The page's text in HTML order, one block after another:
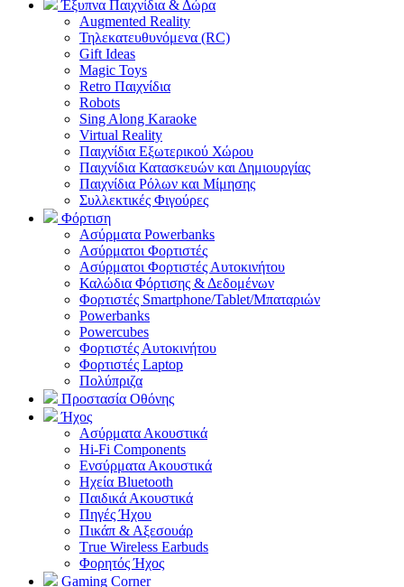
Έξυπνα Παιχνίδια & Δώρα
Augmented Reality
Τηλεκατευθυνόμενα (RC)
Gift Ideas
Magic Toys
Retro Παιχνίδια
Robots
Sing Along Karaoke
Virtual Reality
Παιχνίδια Εξωτερικού Χώρου
Παιχνίδια Κατασκευών και Δημιουργίας
Παιχνίδια Ρόλων και Μίμησης
Συλλεκτικές Φιγούρες
Φόρτιση
Ασύρματα Powerbanks
Aσύρματοι Φορτιστές
Ασύρματοι Φορτιστές Αυτοκινήτου
Καλώδια Φόρτισης & Δεδομένων
Φορτιστές Smartphone/Tablet/Μπαταριών
Powerbanks
Powercubes
Φορτιστές Αυτοκινήτου
Φορτιστές Laptop
Πολύπριζα
Προστασία Οθόνης
Ήχος
Ασύρματα Ακουστικά
Hi-Fi Components
Ενσύρματα Ακουστικά
Ηχεία Bluetooth
Παιδικά Ακουστικά
Πηγές Ήχου
Πικάπ & Αξεσουάρ
Τrue Wireless Earbuds
Φορητός Ήχος
Gaming Corner